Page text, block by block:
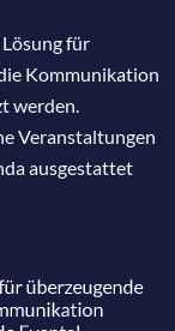
für
Kommunikation
werden.
Veranstaltungen
ausgestattet